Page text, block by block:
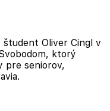
Oliver Cingl v
ktorý
pre seniorov,